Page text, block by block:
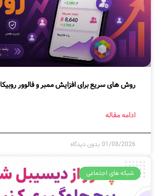
روش های سریع برای افزایش ممبر و فالوور روبیکا
ادامه مقاله
01/08/2026 بدون دیدگاه
شبکه های اجتماعی